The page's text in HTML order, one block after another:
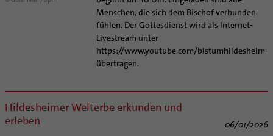
Menschen, die sich dem Bischof verbunden
fühlen. Der Gottesdienst wird als Internet-
Livestream unter
https://www.youtube.com/bistumhildesheim
übertragen.
Hildesheimer Welterbe erkunden und
erleben
06/01/2026